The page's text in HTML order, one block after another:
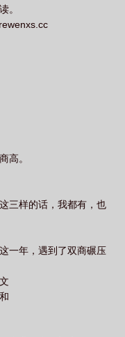
。
高。
三样的话，我都有，也
一年，遇到了双商碾压